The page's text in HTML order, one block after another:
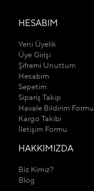
HESABIM
Yeni Üyelik
Üye Girişi
Şifremi Unuttum
Hesabım
Sepetim
Sipariş Takip
Havale Bildirim Formu
Kargo Takibi
İletişim Formu
HAKKIMIZDA
Biz Kimiz?
Blog